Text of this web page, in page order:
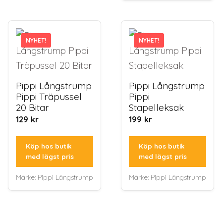
NYHET!
NYHET!
Pippi Långstrump
Pippi Träpussel
20 Bitar
129 kr
Köp hos butik
med lägst pris
Märke: Pippi Långstrump
NYHET!
NYHET!
Pippi Långstrump
Pippi
Stapelleksak
199 kr
Köp hos butik
med lägst pris
Märke: Pippi Långstrump